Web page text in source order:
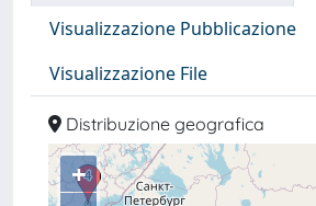
Visualizzazione Pubblicazione
Visualizzazione File
Distribuzione geografica
+